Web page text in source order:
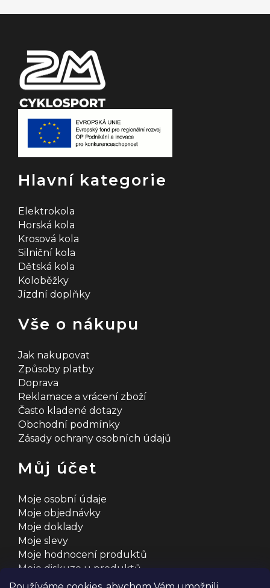
t
Hlavní kategorie
Elektrokola
Horská kola
Krosová kola
Silniční kola
Dětská kola
Koloběžky
Jízdní doplňky
Vše o nákupu
Jak nakupovat
Způsoby platby
Doprava
Reklamace a vrácení zboží
Často kladené dotazy
Obchodní podmínky
Zásady ochrany osobních údajů
Můj účet
Moje osobní údaje
Moje objednávky
Moje doklady
Moje slevy
Moje hodnocení produktů
Moje diskuze u produktů